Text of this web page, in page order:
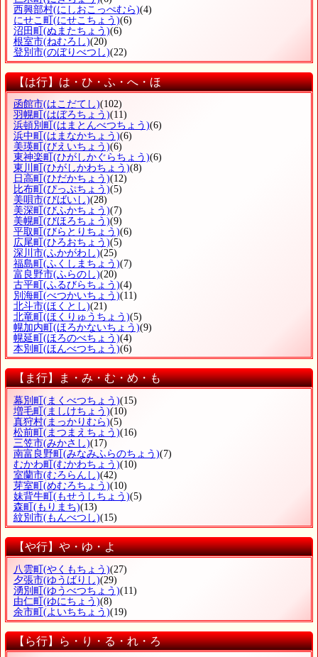
西興部村(にしおこっぺむら)(4)
にせこ町 (にせこちょう)(6)
沼田町 (ぬまたちょう)(6)
根室市(ねむろし)(20)
登別市(のぼりべつし)(22)
【は行】は・ひ・ふ・へ・ほ
函館市(はこだてし)(102)
羽幌町 (はぼろちょう)(11)
浜頓別町 (はまとんべつちょう)(6)
浜中町 (はまなかちょう)(6)
美瑛町 (びえいちょう)(6)
東神楽町 (ひがしかぐらちょう)(6)
東川町 (ひがしかわちょう)(8)
日高町 (ひだかちょう)(12)
比布町 (ぴっぷちょう)(5)
美唄市(びばいし)(28)
美深町 (びふかちょう)(7)
美幌町 (びほろちょう)(9)
平取町 (びらとりちょう)(6)
広尾町 (ひろおちょう)(5)
深川市(ふかがわし)(25)
福島町 (ふくしまちょう)(7)
富良野市(ふらのし)(20)
古平町 (ふるびらちょう)(4)
別海町 (べつかいちょう)(11)
北斗市(ほくとし)(21)
北竜町 (ほくりゅうちょう)(5)
幌加内町 (ほろかないちょう)(9)
幌延町 (ほろのべちょう)(4)
本別町 (ほんべつちょう)(6)
【ま行】ま・み・む・め・も
幕別町 (まくべつちょう)(15)
増毛町 (ましけちょう)(10)
真狩村(まっかりむら)(5)
松前町 (まつまえちょう)(16)
三笠市(みかさし)(17)
南富良野町 (みなみふらのちょう)(7)
むかわ町 (むかわちょう)(10)
室蘭市(むろらんし)(42)
芽室町 (めむろちょう)(10)
妹背牛町 (もせうしちょう)(5)
森町 (もりまち)(13)
紋別市(もんべつし)(15)
【や行】や・ゆ・よ
八雲町(やくもちょう)(27)
夕張市(ゆうばりし)(29)
湧別町(ゆうべつちょう)(11)
由仁町(ゆにちょう)(8)
余市町(よいちちょう)(19)
【ら行】ら・り・る・れ・ろ